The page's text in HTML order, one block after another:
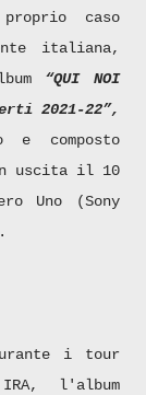
caso
italiana,
“QUI NOI
2021-22”,
e composto
uscita il 10
Uno (Sony
i tour
l'album